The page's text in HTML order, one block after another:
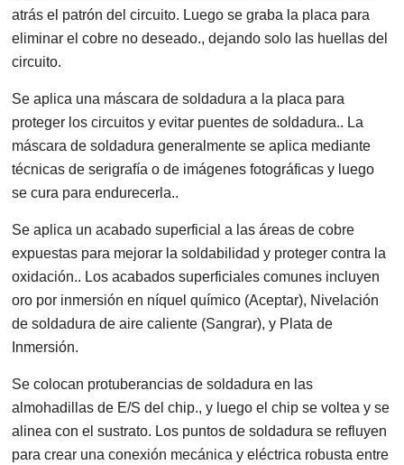
atrás el patrón del circuito. Luego se graba la placa para
eliminar el cobre no deseado., dejando solo las huellas del
circuito.
Se aplica una máscara de soldadura a la placa para
proteger los circuitos y evitar puentes de soldadura.. La
máscara de soldadura generalmente se aplica mediante
técnicas de serigrafía o de imágenes fotográficas y luego
se cura para endurecerla..
Se aplica un acabado superficial a las áreas de cobre
expuestas para mejorar la soldabilidad y proteger contra la
oxidación.. Los acabados superficiales comunes incluyen
oro por inmersión en níquel químico (Aceptar), Nivelación
de soldadura de aire caliente (Sangrar), y Plata de
Inmersión.
Se colocan protuberancias de soldadura en las
almohadillas de E/S del chip., y luego el chip se voltea y se
alinea con el sustrato. Los puntos de soldadura se refluyen
para crear una conexión mecánica y eléctrica robusta entre